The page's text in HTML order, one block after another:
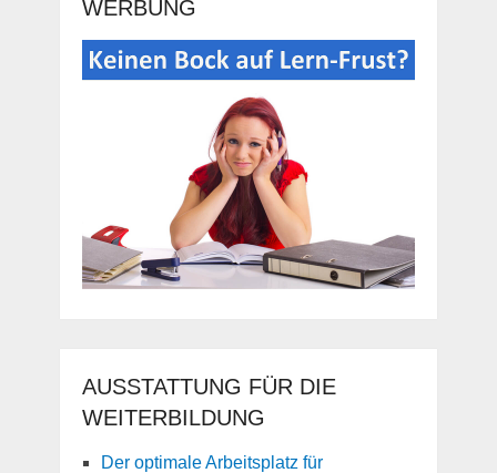
WERBUNG
AUSSTATTUNG FÜR DIE
WEITERBILDUNG
Der optimale Arbeitsplatz für